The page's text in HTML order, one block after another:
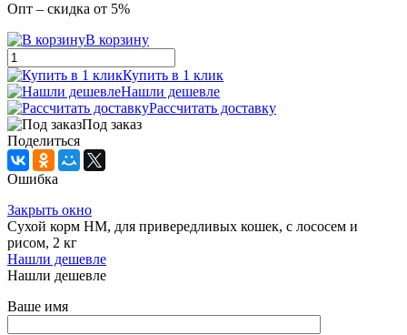
Опт – скидка от 5%
В корзину
Купить в 1 клик
Нашли дешевле
Рассчитать доставку
Под заказ
Поделиться
Ошибка
Закрыть окно
Сухой корм НМ, для привередливых кошек, с лососем и
рисом, 2 кг
Нашли дешевле
Нашли дешевле
Ваше имя